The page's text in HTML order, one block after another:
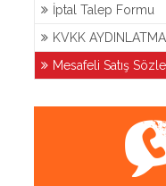
İptal Talep Formu
KVKK
Mesafeli Satış